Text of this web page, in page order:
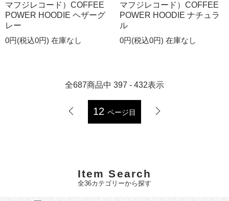
マフジレコード）COFFEE
POWER HOODIE ヘザーグ
レー
0円(税込0円) 在庫なし
マフジレコード）COFFEE
POWER HOODIE ナチュラ
ル
0円(税込0円) 在庫なし
全687商品中 397 - 432表示
12 ページ目
Item Search
全36カテゴリーから探す